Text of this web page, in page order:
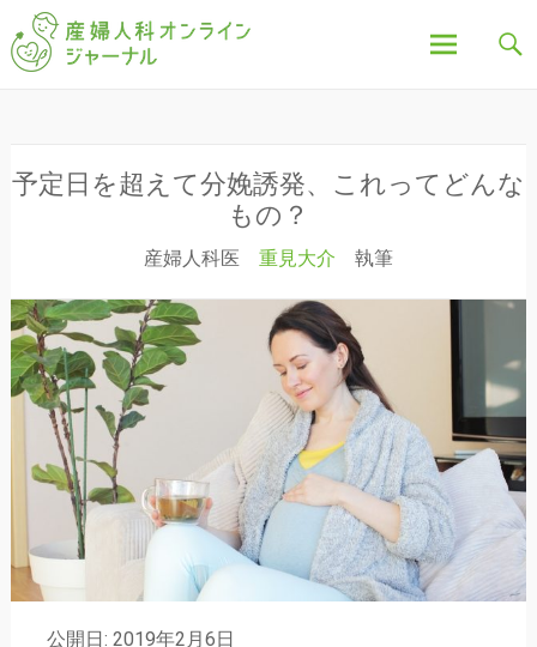
産婦人科オンラインジ
安や疑問、出産について、産後の豆知識など、全記
事を産婦人科医・助産師が執筆し、わかりやすく解
ン
ツ
ッ
プ
予定日を超えて分娩誘発、これってどんな
もの？
産婦人科医 重見大介 執筆
公開日: 2019年2月6日